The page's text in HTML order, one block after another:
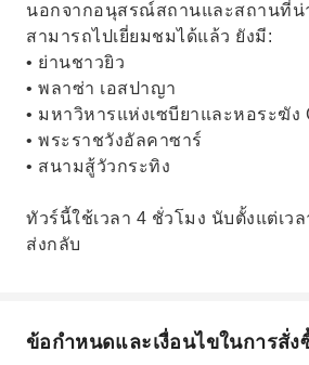
นอกจากอนุสรณ์สถานและสถานที่
สามารถไปเยี่ยมชมได้แล้ว ยังมี:
• ย่านชาวยิว
• พลาซ่า เอสปาญา
• มหาวิหารแห่งเซบียาและหอระฆัง
• พระราชวังอัลคาซาร์
• สนามสู้วัวกระทิง
ทัวร์นี้ใช้เวลา 4 ชั่วโมง นับตั้งแต่เวล
ส่งกลับ
ข้อกำหนดและเงื่อนไขในการสั่ง